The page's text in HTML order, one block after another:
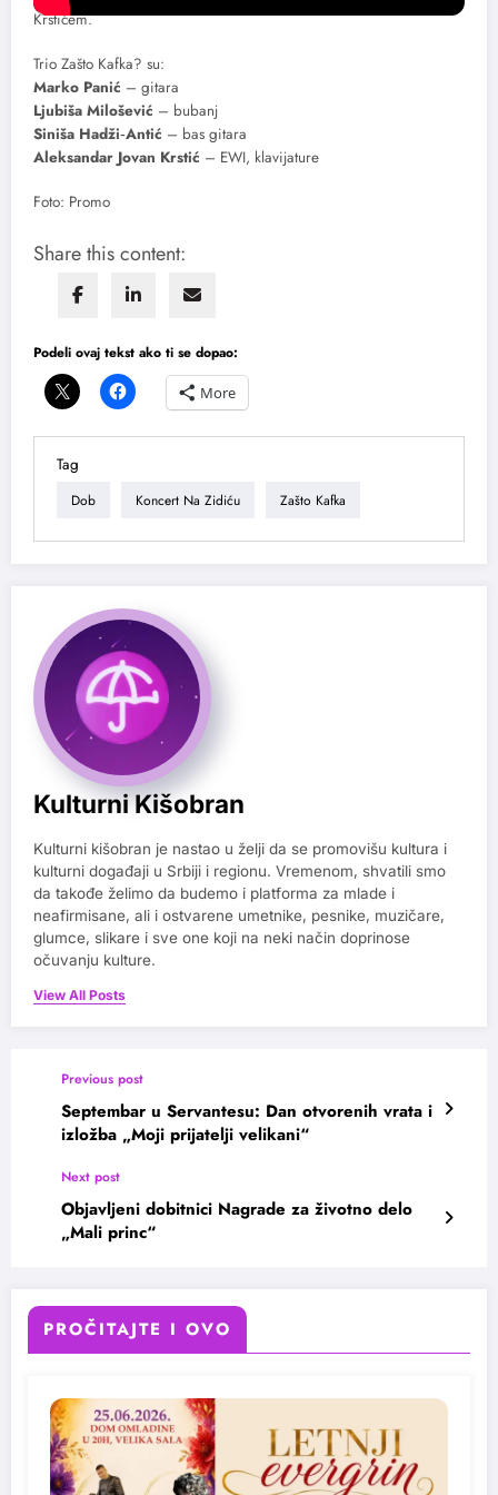
Krstićem.
Trio Zašto Kafka? su:
Marko Panić – gitara
Ljubiša Milošević – bubanj
Siniša Hadži‐Antić – bas gitara
Aleksandar Jovan Krstić – EWI, klavijature
Foto: Promo
Share this content:
Podeli ovaj tekst ako ti se dopao:
More
Tag
Dob Koncert Na Zidiću Zašto Kafka
Kulturni Kišobran
Kulturni kišobran je nastao u želji da se promovišu kultura i
kulturni događaji u Srbiji i regionu. Vremenom, shvatili smo
da takođe želimo da budemo i platforma za mlade i
neafirmisane, ali i ostvarene umetnike, pesnike, muzičare,
glumce, slikare i sve one koji na neki način doprinose
očuvanju kulture.
View All Posts
Previous post
Septembar u Servantesu: Dan otvorenih vrata i
izložba „Moji prijatelji velikani“
Next post
Objavljeni dobitnici Nagrade za životno delo
„Mali princ“
PROČITAJTE I OVO